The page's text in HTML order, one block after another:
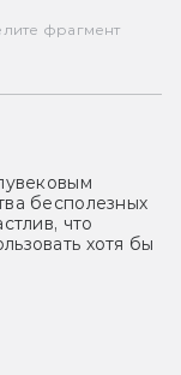
фрагмент
бесполезных
что
хотя бы